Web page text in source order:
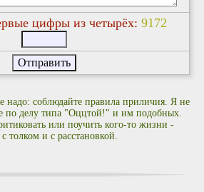
цифры из четырёх: 91 72
надо: соблюдайте правила приличия. Я не
по делу типа "Оццтой!" и им подобных.
или поучить кого-то жизни -
толком и с расстановкой.